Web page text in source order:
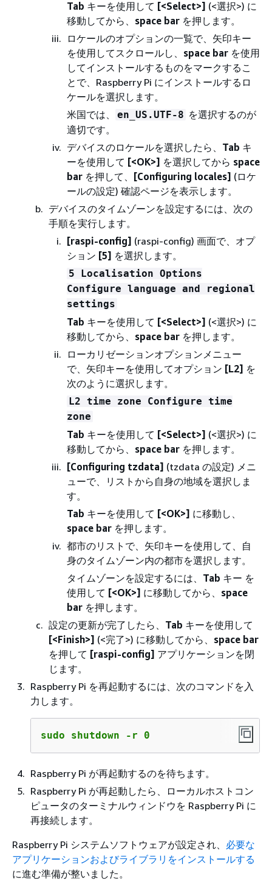
Tab キーを使用して [<Select>] (<選択>) に
移動してから、 space bar を押します。
ロケールのオプションの一覧で、矢印キー
を使用してスクロールし、 space bar を使用
してインストールするものをマークするこ
とで、Raspberry Pi にインストールするロ
ケールを選択します。
米国では、
en_US.UTF-8 を選択するのが
適切です。
デバイスのロケールを選択したら、 Tab キ
ーを使用して [<OK>] を選択してから space
bar を押して、 [Configuring locales] (ロケ
ールの設定) 確認ページを表示します。
デバイスのタイムゾーンを設定するには、次の
手順を実行します。
[raspi-config] (raspi-config) 画面で、オプ
ション [5] を選択します。
5 Localisation Options
Configure language and regional
settings
Tab キーを使用して [<Select>] (<選択>) に
移動してから、 space bar を押します。
ローカリゼーションオプションメニュー
で、矢印キーを使用してオプション [L2] を
次のように選択します。
L2 time zone Configure time
zone
Tab キーを使用して [<Select>] (<選択>) に
移動してから、 space bar を押します。
[Configuring tzdata] (tzdata の設定) メニ
ューで、リストから自身の地域を選択しま
す。
Tab キーを使用して [<OK>] に移動し、
space bar を押します。
都市のリストで、矢印キーを使用して、自
身のタイムゾーン内の都市を選択します。
タイムゾーンを設定するには、 Tab キー を
使用して [<OK>] に移動してから、 space
bar を押します。
設定の更新が完了したら、 Tab キーを使用して
[<Finish>] (<完了>) に移動してから、 space bar
を押して [raspi-config] アプリケーションを閉
じます。
Raspberry Pi を再起動するには、次のコマンドを入
力します。
sudo shutdown -r 0
Raspberry Pi が再起動するのを待ちます。
Raspberry Pi が再起動したら、ローカルホストコン
ピュータのターミナルウィンドウを Raspberry Pi に
再接続します。
Raspberry Pi システムソフトウェアが設定され、 必要な
アプリケーションおよびライブラリをインストールする
に進む準備が整いました。